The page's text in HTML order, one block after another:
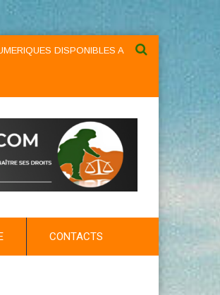
DISPONIBLES AU NIVEAU DU MENU
CONTACTS